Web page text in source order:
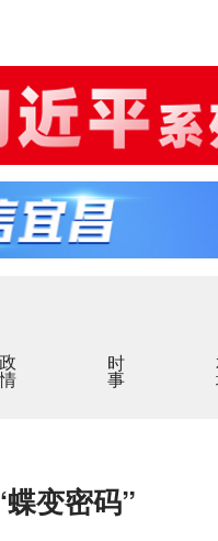
政情 时事
变密码”